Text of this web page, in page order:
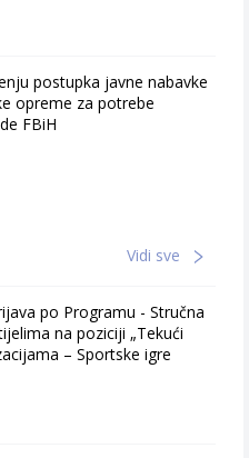
postupka javne nabavke
opreme za potrebe
FBiH
Vidi sve
po Programu - Stručna
na poziciji „Tekući
– Sportske igre